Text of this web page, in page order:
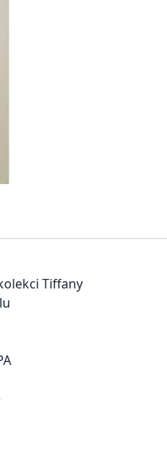
Tiffany